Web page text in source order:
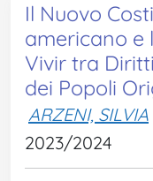
Il Nuovo
americano e
Vivir tra
dei Popoli
ARZENI, SILVIA
2023/2024